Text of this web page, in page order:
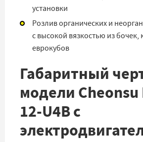
установки
Розлив органических и
с высокой вязкостью из бочек,
еврокубов
Габаритный
модели Cheonsu
12-U4B с